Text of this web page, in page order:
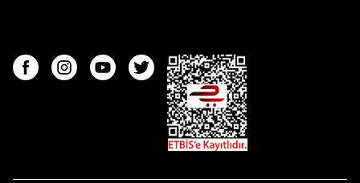
FacebookInstagramYoutubeTwitter
ETBIS